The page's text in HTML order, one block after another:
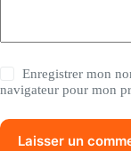
Enregistrer mon
navigateur pour mon
Laisser un